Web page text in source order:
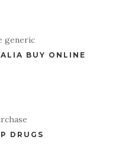
generic
BUY ONLINE
DRUGS